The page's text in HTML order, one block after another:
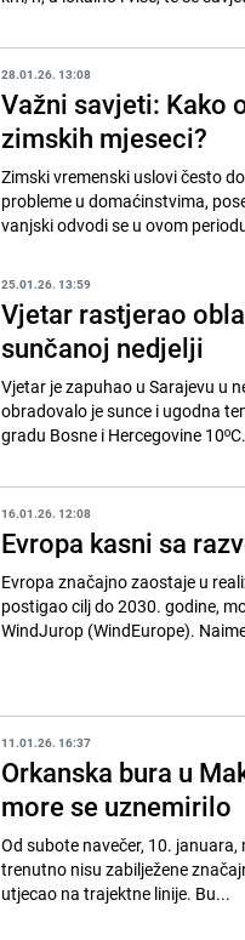
28.01.26. 13:08
Važni savjeti: Kako
zimskih mjeseci?
Zimski vremenski uslovi često
probleme u domaćinstvima,
vanjski odvodi se u ovom
25.01.26. 13:59
Vjetar rastjerao
sunčanoj nedjelji
Vjetar je zapuhao u Sarajevu u
obradovalo je sunce i ugodna
gradu Bosne i Hercegovine
16.01.26. 12:08
Evropa kasni sa
Evropa značajno zaostaje u
postigao cilj do 2030. godine,
WindJurop (WindEurope).
11.01.26. 16:37
Orkanska bura u
more se uznemirilo
Od subote navečer, 10.
trenutno nisu zabilježene
utjecao na trajektne linije. Bu...